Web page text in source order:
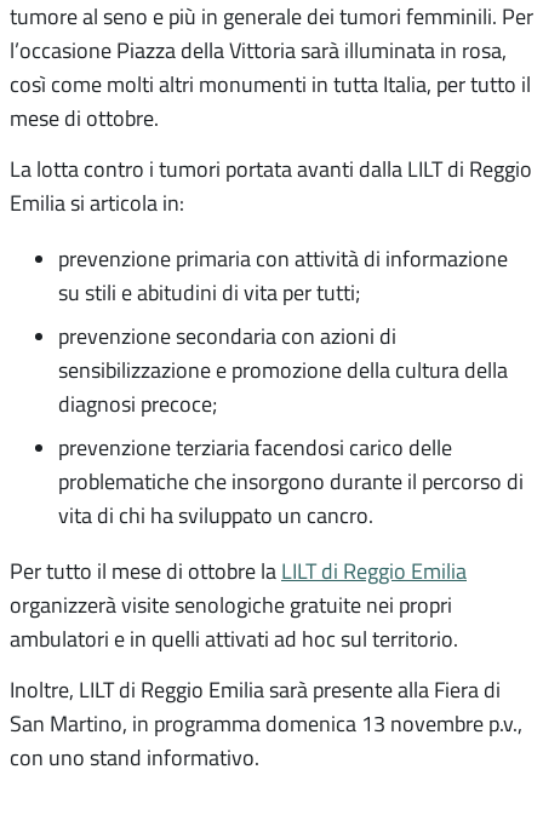
tumore al seno e più in generale dei tumori femminili. Per
l’occasione Piazza della Vittoria sarà illuminata in rosa,
così come molti altri monumenti in tutta Italia, per tutto il
mese di ottobre.
La lotta contro i tumori portata avanti dalla LILT di Reggio
Emilia si articola in:
prevenzione primaria con attività di informazione
su stili e abitudini di vita per tutti;
prevenzione secondaria con azioni di
sensibilizzazione e promozione della cultura della
diagnosi precoce;
prevenzione terziaria facendosi carico delle
problematiche che insorgono durante il percorso di
vita di chi ha sviluppato un cancro.
Per tutto il mese di ottobre la LILT di Reggio Emilia
organizzerà visite senologiche gratuite nei propri
ambulatori e in quelli attivati ad hoc sul territorio.
Inoltre, LILT di Reggio Emilia sarà presente alla Fiera di
San Martino, in programma domenica 13 novembre p.v.,
con uno stand informativo.